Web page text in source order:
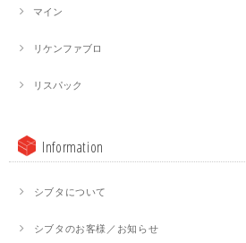
マイン
リケンファブロ
リスパック
Information
シブタについて
シブタのお客様／お知らせ